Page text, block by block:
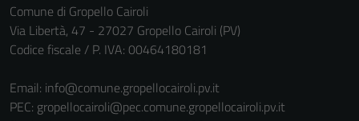
Comune di Gropello Cairoli
Via Libertà, 47 - 27027 Gropello Cairoli (PV)
Codice fiscale / P. IVA: 00464180181
Email: info@comune.gropellocairoli.pv.it
PEC: gropellocairoli@pec.comune.gropellocairoli.pv.it
del sito e non
disabilitati.
Questi cookie